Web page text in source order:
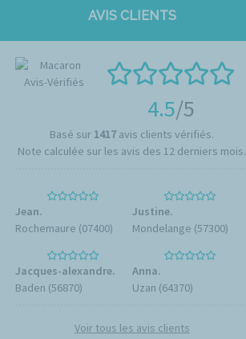
AVIS CLIENTS
4.5/5
Basé sur 1417avis clients vérifiés.
Note calculée sur les avis des 12 derniers mois.
Jean.
Rochemaure (07400)
Justine.
Mondelange (57300)
Jacques-alexandre.
Baden (56870)
Anna.
Uzan (64370)
Voir tous les avis clients